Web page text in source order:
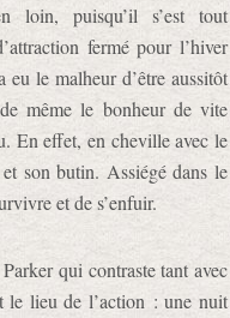
loin, puisqu’il s’est tout
fermé pour l’hiver
eu le malheur d’être aussitôt
même le bonheur de vite
En effet, en cheville avec le
son butin. Assiégé dans le
et de s’enfuir.
qui contraste tant avec
le lieu de l’action : une nuit